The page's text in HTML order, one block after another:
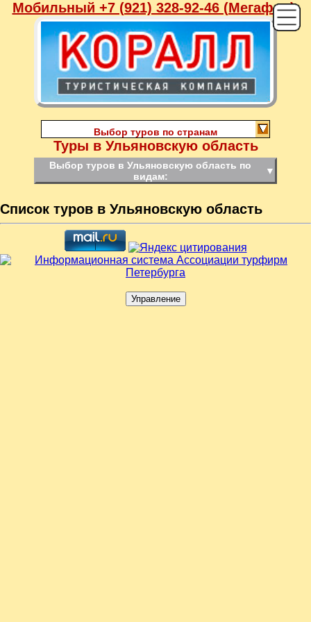
Мобильный +7 (921) 328-92-46 (Мегафон),
Выбор туров по странам
Туры в Ульяновскую область
Выбор туров в Ульяновскую область по
видам:
▼
Список туров в Ульяновскую область